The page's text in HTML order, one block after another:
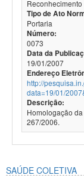
Reconhecimento
Tipo de Ato
Portaria
Número:
0073
Data da
19/01/2007
Endereço
http://
data=19/01/
Descrição:
Homologação
267/2006.
SAÚDE COLETIVA